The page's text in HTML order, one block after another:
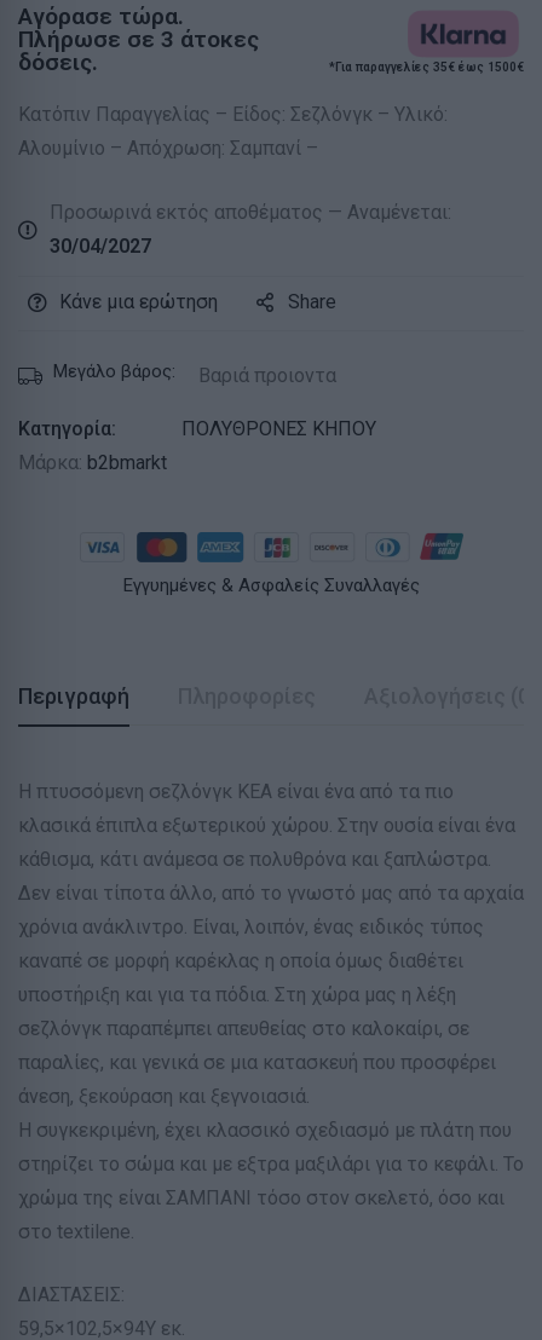
Αγόρασε τώρα.
Πλήρωσε σε 3 άτοκες
δόσεις.
*Για παραγγελίες 35€ έως 1500€
Κατόπιν Παραγγελίας – Είδος: Σεζλόνγκ – Υλικό:
Αλουμίνιο – Απόχρωση: Σαμπανί –
Προσωρινά εκτός αποθέματος — Αναμένεται:
30/04/2027
Κάνε μια ερώτηση Share
Μεγάλο βάρος: Βαριά προιοντα
Κατηγορία:
ΠΟΛΥΘΡΟΝΕΣ ΚΗΠΟΥ
Μάρκα: b2bmarkt
Εγγυημένες & Ασφαλείς Συναλλαγές
Περιγραφή
Η πτυσσόμενη σεζλόνγκ ΚΕΑ είναι ένα από τα πιο
κλασικά έπιπλα εξωτερικού χώρου. Στην ουσία είναι ένα
κάθισμα, κάτι ανάμεσα σε πολυθρόνα και ξαπλώστρα.
Δεν είναι τίποτα άλλο, από το γνωστό μας από τα αρχαία
χρόνια ανάκλιντρο. Είναι, λοιπόν, ένας ειδικός τύπος
καναπέ σε μορφή καρέκλας η οποία όμως διαθέτει
υποστήριξη και για τα πόδια. Στη χώρα μας η λέξη
σεζλόνγκ παραπέμπει απευθείας στο καλοκαίρι, σε
παραλίες, και γενικά σε μια κατασκευή που προσφέρει
άνεση, ξεκούραση και ξεγνοιασιά.
Η συγκεκριμένη, έχει κλασσικό σχεδιασμό με πλάτη που
στηρίζει το σώμα και με εξτρα μαξιλάρι για το κεφάλι. Το
χρώμα της είναι ΣΑΜΠΑΝΙ τόσο στον σκελετό, όσο και
στο textilene.
ΔΙΑΣΤΑΣΕΙΣ:
59,5×102,5×94Υ εκ.